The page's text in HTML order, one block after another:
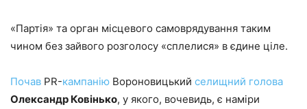
«Партія» та орган місцевого самоврядування таким
чином без зайвого розголосу «сплелися» в єдине ціле.
Почав PR-кампанію Вороновицький селищний голова
Олександр Ковінько, у якого, вочевидь, є наміри